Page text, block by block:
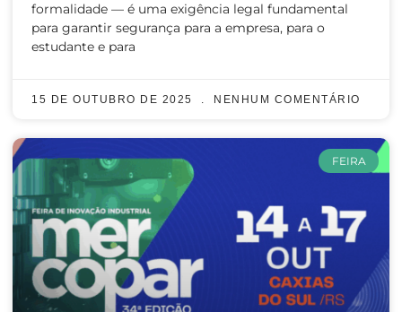
formalidade — é uma exigência legal fundamental
para garantir segurança para a empresa, para o
estudante e para
15 DE OUTUBRO DE 2025 NENHUM COMENTÁRIO
FEIRA